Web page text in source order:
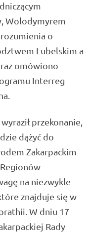
Wolodymyrem
o
Lubelskim a
omówiono
Interreg
przekonanie,
dążyć do
Zakarpackim
na niezwykle
znajduje się w
W dniu 17
Rady